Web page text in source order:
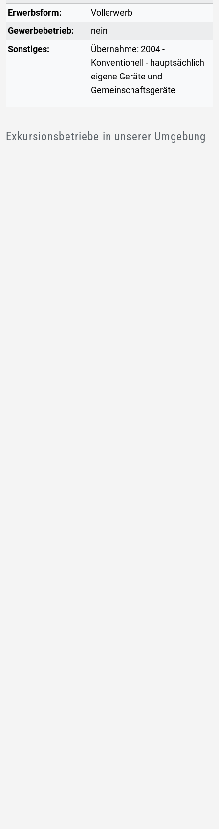
Erwerbsform:
Vollerwerb
Gewerbebetrieb:
nein
Sonstiges:
Übernahme: 2004 -
Konventionell - hauptsächlich
eigene Geräte und
Gemeinschaftsgeräte
Exkursionsbetriebe in unserer Umgebung